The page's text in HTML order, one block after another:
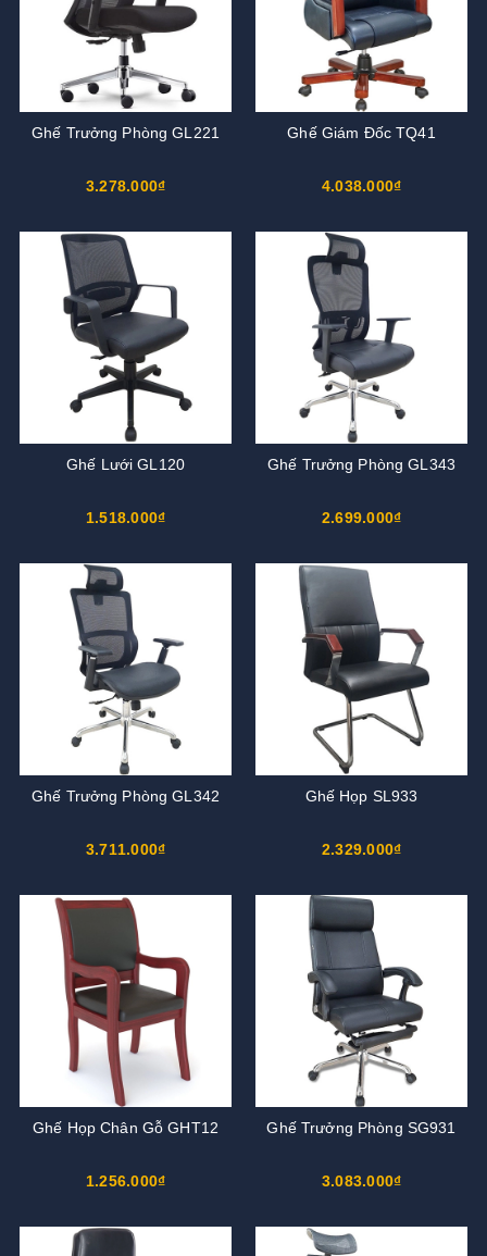
Ghế Trưởng Phòng GL221
3.278.000₫
Ghế Giám Đốc TQ41
4.038.000₫
Ghế Lưới GL120
1.518.000₫
Ghế Trưởng Phòng GL343
2.699.000₫
Ghế Trưởng Phòng GL342
3.711.000₫
Ghế Họp SL933
2.329.000₫
Ghế Họp Chân Gỗ GHT12
1.256.000₫
Ghế Trưởng Phòng SG931
3.083.000₫